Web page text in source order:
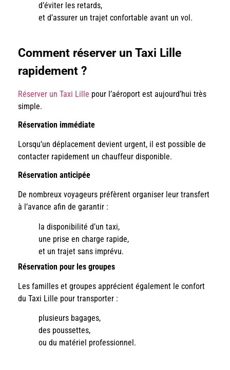
d’éviter les retards,
et d’assurer un trajet confortable avant un vol.
Comment réserver un Taxi Lille
rapidement ?
Réserver un Taxi Lille pour l’aéroport est aujourd’hui très
simple.
Réservation immédiate
Lorsqu’un déplacement devient urgent, il est possible de
contacter rapidement un chauffeur disponible.
Réservation anticipée
De nombreux voyageurs préfèrent organiser leur transfert
à l’avance afin de garantir :
la disponibilité d’un taxi,
une prise en charge rapide,
et un trajet sans imprévu.
Réservation pour les groupes
Les familles et groupes apprécient également le confort
du Taxi Lille pour transporter :
plusieurs bagages,
des poussettes,
ou du matériel professionnel.